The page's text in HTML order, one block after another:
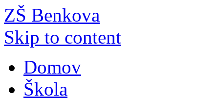
ZŠ Benkova
Skip to content
Domov
Škola